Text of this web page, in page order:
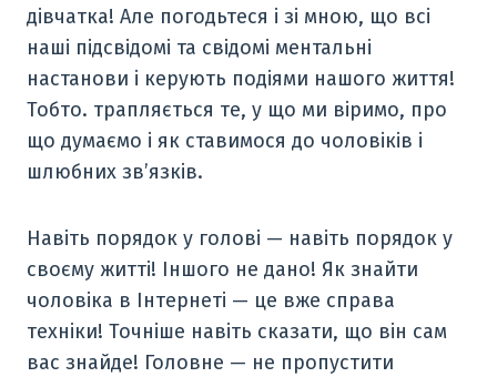
дівчатка! Але погодьтеся і зі мною, що всі
наші підсвідомі та свідомі ментальні
настанови і керують подіями нашого життя!
Тобто. трапляється те, у що ми віримо, про
що думаємо і як ставимося до чоловіків і
шлюбних зв’язків.
Навіть порядок у голові — навіть порядок у
своєму житті! Іншого не дано! Як знайти
чоловіка в Інтернеті — це вже справа
техніки! Точніше навіть сказати, що він сам
вас знайде! Головне — не пропустити